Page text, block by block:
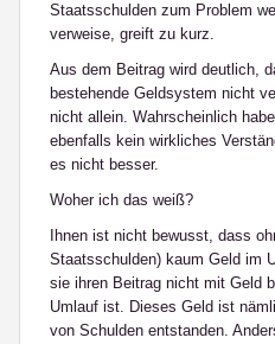
Staatsschulden zum Problem
verweise, greift zu kurz.
Aus dem Beitrag wird deutlich,
bestehende Geldsystem nicht
nicht allein. Wahrscheinlich
ebenfalls kein wirkliches
es nicht besser.
Woher ich das weiß?
Ihnen ist nicht bewusst, dass
Staatsschulden) kaum Geld im
sie ihren Beitrag nicht mit Geld
Umlauf ist. Dieses Geld ist
von Schulden entstanden.